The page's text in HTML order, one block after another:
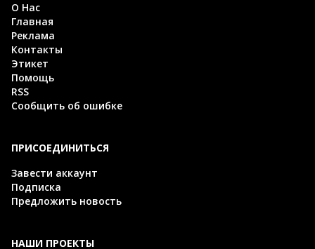
О Нас
Главная
Реклама
Контакты
Этикет
Помощь
RSS
Сообщить об ошибке
ПРИСОЕДИНИТЬСЯ
Завести аккаунт
Подписка
Предложить новость
НАШИ ПРОЕКТЫ